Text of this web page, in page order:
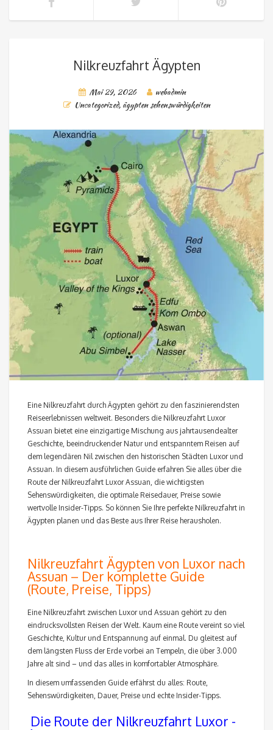
Nilkreuzfahrt Ägypten
Mai 29, 2026
webadmin
Uncategorized, ägypten sehenswürdigkeiten
Eine Nilkreuzfahrt durch Ägypten gehört zu den faszinierendsten
Reiseerlebnissen weltweit. Besonders die Nilkreuzfahrt Luxor
Assuan bietet eine einzigartige Mischung aus jahrtausendealter
Geschichte, beeindruckender Natur und entspanntem Reisen auf
dem legendären Nil zwischen den historischen Städten Luxor und
Assuan. In diesem ausführlichen Guide erfahren Sie alles über die
Route der Nilkreuzfahrt Luxor Assuan, die wichtigsten
Sehenswürdigkeiten, die optimale Reisedauer, Preise sowie
wertvolle Insider-Tipps. So können Sie Ihre perfekte Nilkreuzfahrt in
Ägypten planen und das Beste aus Ihrer Reise herausholen.
Nilkreuzfahrt Ägypten von Luxor nach
Assuan – Der komplette Guide
(Route, Preise, Tipps)
Eine Nilkreuzfahrt zwischen Luxor und Assuan gehört zu den
eindrucksvollsten Reisen der Welt. Kaum eine Route vereint so viel
Geschichte, Kultur und Entspannung auf einmal. Du gleitest auf
dem längsten Fluss der Erde vorbei an Tempeln, die über 3.000
Jahre alt sind – und das alles in komfortabler Atmosphäre.
In diesem umfassenden Guide erfährst du alles: Route,
Sehenswürdigkeiten, Dauer, Preise und echte Insider-Tipps.
Die Route der Nilkreuzfahrt Luxor -